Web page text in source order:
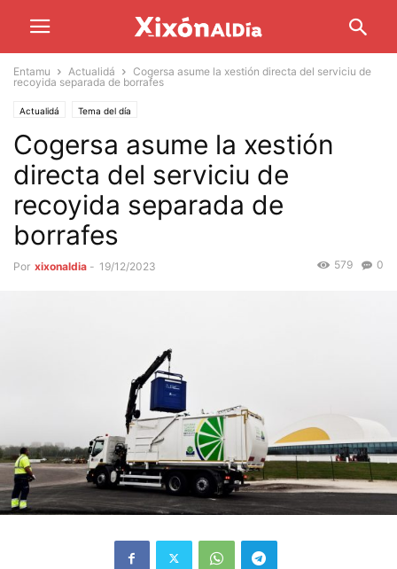
Entamu Actualidá
Cogersa asume la xestión directa del serviciu de
recoyida separada de borrafes
Actualidá Tema del día
Cogersa asume la xestión
directa del serviciu de
recoyida separada de
borrafes
Por xixonaldia - 19/12/2023 0
579